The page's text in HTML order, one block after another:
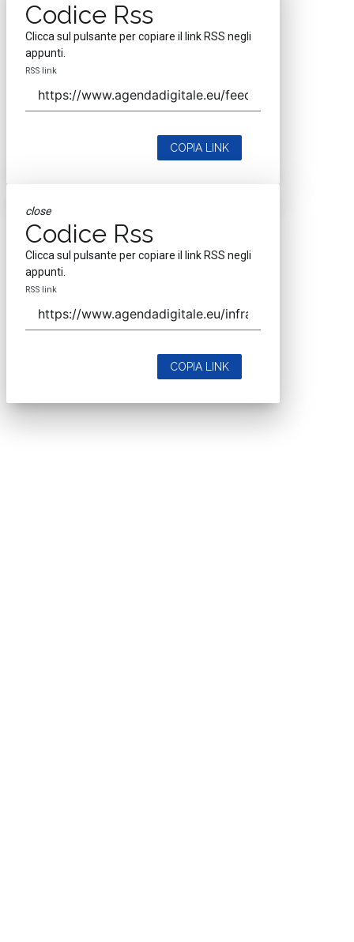
Codice Rss
Clicca sul pulsante per copiare il link RSS negli
appunti.
RSS link
COPIA LINK
close
Codice Rss
Clicca sul pulsante per copiare il link RSS negli
appunti.
RSS link
COPIA LINK